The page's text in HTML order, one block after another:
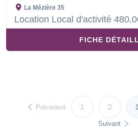
La Mézière 35
Location Local d'activité
FICHE
Précédent 1 2
Suivant